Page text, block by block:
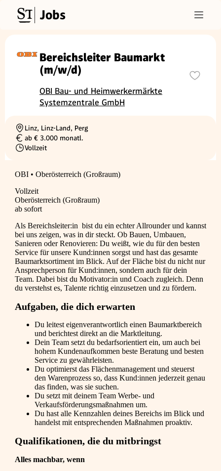
Jobs
Bereichsleiter Baumarkt
(m/w/d)
OBI Bau- und Heimwerkermärkte
Systemzentrale GmbH
Ortschaft
Linz, Linz-Land, Perg
Gehalt
ab € 3.000 monatl.
Beschäftigungsart
Vollzeit
OBI • Oberösterreich (Großraum)
Vollzeit
Oberösterreich (Großraum)
ab sofort
Als Bereichsleiter:in bist du ein echter Allrounder und kannst
bei uns zeigen, was in dir steckt. Ob Bauen, Umbauen,
Sanieren oder Renovieren: Du weißt, wie du für den besten
Service für unsere Kund:innen sorgst und hast das gesamte
Baumarktsortiment im Blick. Auf der Fläche bist du nicht nur
Ansprechperson für Kund:innen, sondern auch für dein
Team. Dabei bist du Motivator:in und Coach zugleich. Denn
du verstehst es, Talente richtig einzusetzen und zu fördern.
Aufgaben, die dich erwarten
Du leitest eigenverantwortlich einen Baumarktbereich
und berichtest direkt an die Marktleitung.
Dein Team setzt du bedarfsorientiert ein, um auch bei
hohem Kundenaufkommen beste Beratung und besten
Service zu gewährleisten.
Du optimierst das Flächenmanagement und steuerst
den Warenprozess so, dass Kund:innen jederzeit genau
das finden, was sie suchen.
Du setzt mit deinem Team Werbe- und
Verkaufsförderungsmaßnahmen um.
Du hast alle Kennzahlen deines Bereichs im Blick und
handelst mit entsprechenden Maßnahmen proaktiv.
Qualifikationen, die du mitbringst
Alles machbar, wenn